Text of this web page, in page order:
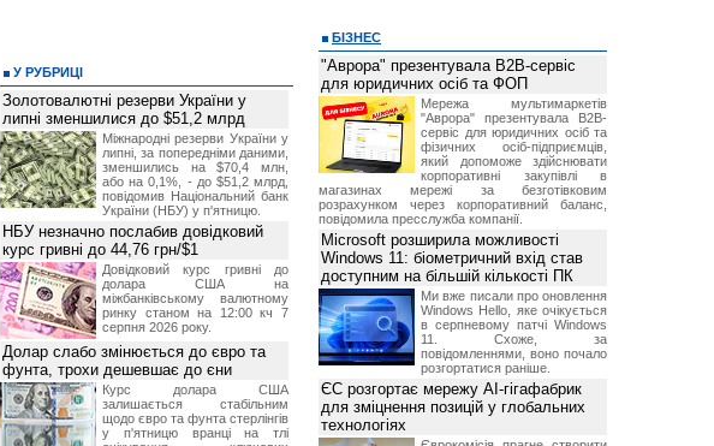
У РУБРИЦІ
Золотовалютні резерви України у
липні зменшилися до $51,2 млрд
Міжнародні резерви України у
липні, за попередніми даними,
зменшились на $70,4 млн,
або на 0,1%, - до $51,2 млрд,
повідомив Національний банк
України (НБУ) у п'ятницю.
НБУ незначно послабив довідковий
курс гривні до 44,76 грн/$1
Довідковий курс гривні до
долара США на
міжбанківському валютному
ринку станом на 12:00 кч 7
серпня 2026 року.
Долар слабо змінюється до євро та
фунта, трохи дешевшає до єни
Курс долара США
залишається стабільним
щодо євро та фунта стерлінгів
у п'ятницю вранці на тлі
БІЗНЕС
"Аврора" презентувала B2B-сервіс
для юридичних осіб та ФОП
Мережа мультимаркетів
"Аврора" презентувала B2B-
сервіс для юридичних осіб та
фізичних осіб-підприємців,
який допоможе здійснювати
корпоративні закупівлі в
магазинах мережі за безготівковим
розрахунком через корпоративний баланс,
повідомила пресслужба компанії.
Microsoft розширила можливості
Windows 11: біометричний вхід став
доступним на більшій кількості ПК
Ми вже писали про оновлення
Windows Hello, яке очікується
в серпневому патчі Windows
11. Схоже, за
повідомленнями, воно почало
розгортатися раніше.
ЄС розгортає мережу AI-гігафабрик
для зміцнення позицій у глобальних
технологіях